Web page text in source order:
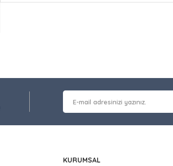
Ürün fiyatı diğer sitelerden daha pahalı.
KURUMSAL